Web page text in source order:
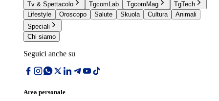
Tv & Spettacolo
TgcomLab TgcomMag
TgTech
Lifestyle
Oroscopo Salute Skuola Cultura
Animali
Speciali
Chi siamo
Seguici anche su
Area personale